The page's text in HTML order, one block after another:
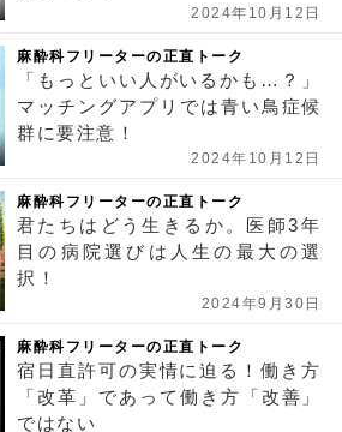
2024年10月12日
麻酔科フリーターの正直トーク
「もっといい人がいるかも…？」
マッチングアプリでは青い鳥症候
群に要注意！
2024年10月12日
麻酔科フリーターの正直トーク
君たちはどう生きるか。医師3年
目の病院選びは人生の最大の選
択！
2024年9月30日
麻酔科フリーターの正直トーク
宿日直許可の実情に迫る！働き方
「改革」であって働き方「改善」
ではない